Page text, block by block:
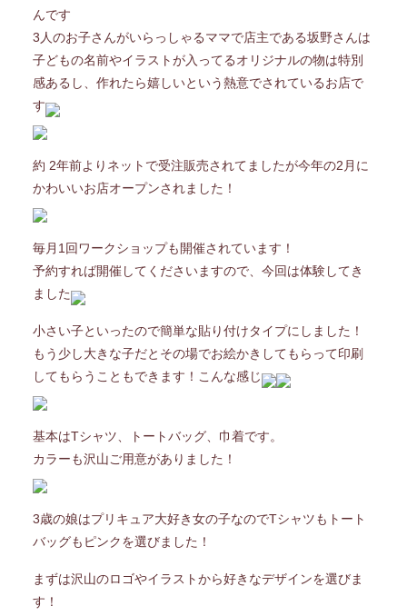
んです
3人のお子さんがいらっしゃるママで店主である坂野さんは
子どもの名前やイラストが入ってるオリジナルの物は特別
感あるし、作れたら嬉しいという熱意でされているお店で
す
約 2年前よりネットで受注販売されてましたが今年の2月に
かわいいお店オープンされました！
毎月1回ワークショップも開催されています！
予約すれば開催してくださいますので、今回は体験してき
ました
小さい子といったので簡単な貼り付けタイプにしました！
もう少し大きな子だとその場でお絵かきしてもらって印刷
してもらうこともできます！こんな感じ
基本はTシャツ、トートバッグ、巾着です。
カラーも沢山ご用意がありました！
3歳の娘はプリキュア大好き女の子なのでTシャツもトート
バッグもピンクを選びました！
まずは沢山のロゴやイラストから好きなデザインを選びま
す！